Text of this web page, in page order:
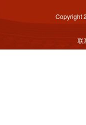
Copyright
联